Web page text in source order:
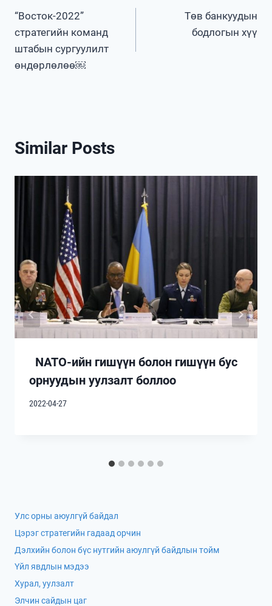
navigation
“Восток-2022”
стратегийн команд
штабын сургуулилт
өндөрлөлөө￼
Төв банкуудын
бодлогын хүү
Similar Posts
NАТО-ийн гишүүн болон гишүүн бус
орнуудын уулзалт боллоо
2022-04-27
Улс орны аюулгүй байдал
Цэрэг стратегийн гадаад орчин
Дэлхийн болон бүс нутгийн аюулгүй байдлын тойм
Үйл явдлын мэдээ
Хурал, уулзалт
Элчин сайдын цаг